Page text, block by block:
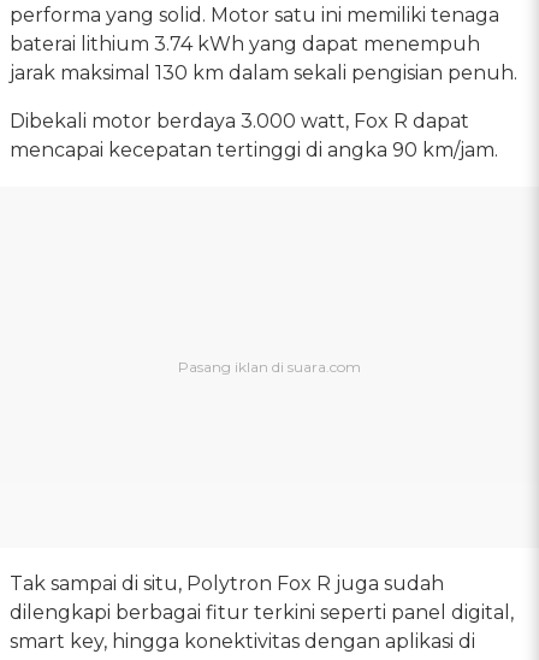
performa yang solid. Motor satu ini memiliki tenaga
baterai lithium 3.74 kWh yang dapat menempuh
jarak maksimal 130 km dalam sekali pengisian penuh.
Dibekali motor berdaya 3.000 watt, Fox R dapat
mencapai kecepatan tertinggi di angka 90 km/jam.
Tak sampai di situ, Polytron Fox R juga sudah
dilengkapi berbagai fitur terkini seperti panel digital,
smart key, hingga konektivitas dengan aplikasi di